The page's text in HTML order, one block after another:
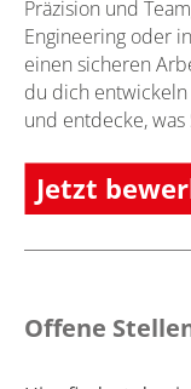
Präzision und
Engineering oder
einen sicheren
du dich entwickeln
und entdecke,
Jetzt
Offene